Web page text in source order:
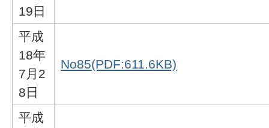
19日
平成
18年
7月2
8日
No85(PDF:611.6KB)
平成